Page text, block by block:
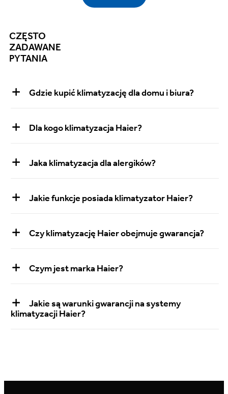
CZĘSTO
ZADAWANE
PYTANIA
Gdzie kupić klimatyzację dla domu i biura?
Dla kogo klimatyzacja Haier?
Jaka klimatyzacja dla alergików?
Jakie funkcje posiada klimatyzator Haier?
Czy klimatyzację Haier obejmuje gwarancja?
Czym jest marka Haier?
Jakie są warunki gwarancji na systemy
klimatyzacji Haier?